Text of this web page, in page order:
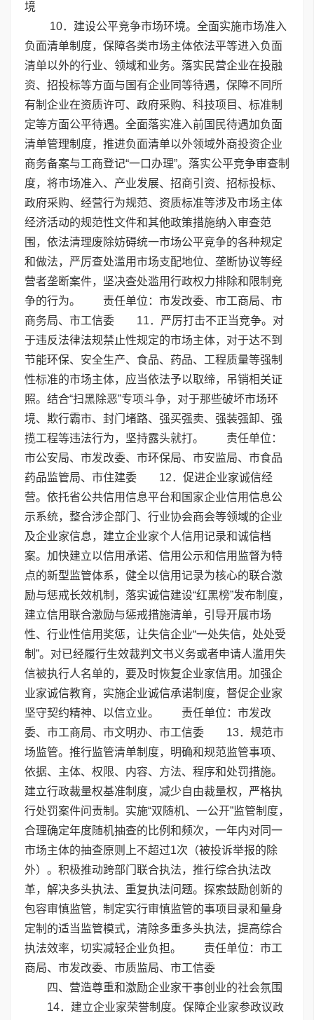
境
10．建设公平竞争市场环境。全面实施市场准入
负面清单制度，保障各类市场主体依法平等进入负面
清单以外的行业、领域和业务。落实民营企业在投融
资、招投标等方面与国有企业同等待遇，保障不同所
有制企业在资质许可、政府采购、科技项目、标准制
定等方面公平待遇。全面落实准入前国民待遇加负面
清单管理制度，推进负面清单以外领域外商投资企业
商务备案与工商登记“一口办理”。落实公平竞争审查制
度，将市场准入、产业发展、招商引资、招标投标、
政府采购、经营行为规范、资质标准等涉及市场主体
经济活动的规范性文件和其他政策措施纳入审查范
围，依法清理废除妨碍统一市场公平竞争的各种规定
和做法，严厉查处滥用市场支配地位、垄断协议等经
营者垄断案件，坚决查处滥用行政权力排除和限制竞
争的行为。 责任单位：市发改委、市工商局、市
商务局、市工信委 11．严厉打击不正当竞争。对
于违反法律法规禁止性规定的市场主体，对于达不到
节能环保、安全生产、食品、药品、工程质量等强制
性标准的市场主体，应当依法予以取缔，吊销相关证
照。结合“扫黑除恶”专项斗争，对于那些破坏市场环
境、欺行霸市、封门堵路、强买强卖、强装强卸、强
揽工程等违法行为，坚持露头就打。 责任单位：
市公安局、市发改委、市环保局、市安监局、市食品
药品监管局、市住建委 12．促进企业家诚信经
营。依托省公共信用信息平台和国家企业信用信息公
示系统，整合涉企部门、行业协会商会等领域的企业
及企业家信息，建立企业家个人信用记录和诚信档
案。加快建立以信用承诺、信用公示和信用监督为特
点的新型监管体系，健全以信用记录为核心的联合激
励与惩戒长效机制，落实诚信建设“红黑榜”发布制度，
建立信用联合激励与惩戒措施清单，引导开展市场
性、行业性信用奖惩，让失信企业“一处失信，处处受
制”。对已经履行生效裁判文书义务或者申请人滥用失
信被执行人名单的，要及时恢复企业家信用。加强企
业家诚信教育，实施企业诚信承诺制度，督促企业家
坚守契约精神、以信立业。 责任单位：市发改
委、市工商局、市文明办、市工信委 13．规范市
场监管。推行监管清单制度，明确和规范监管事项、
依据、主体、权限、内容、方法、程序和处罚措施。
建立行政裁量权基准制度，减少自由裁量权，严格执
行处罚案件问责制。实施“双随机、一公开”监管制度，
合理确定年度随机抽查的比例和频次，一年内对同一
市场主体的抽查原则上不超过1次（被投诉举报的除
外）。积极推动跨部门联合执法，推行综合执法改
革，解决多头执法、重复执法问题。探索鼓励创新的
包容审慎监管，制定实行审慎监管的事项目录和量身
定制的适当监管模式，清除多重多头执法，提高综合
执法效率，切实减轻企业负担。 责任单位：市工
商局、市发改委、市质监局、市工信委
四、营造尊重和激励企业家干事创业的社会氛围
14．建立企业家荣誉制度。保障企业家参政议政